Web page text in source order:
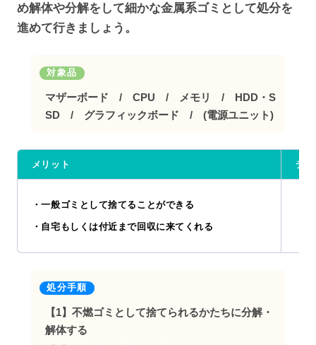
め解体や分解をして細かな金属系ゴミとして処分を
進めて行きましょう。
対象品
マザーボード / CPU / メモリ / HDD・S
SD / グラフィックボード / (電源ユニット)
メリット デ
・一般ゴミとして捨てることができる
・自宅もしくは付近まで回収に来てくれる
処分手順
【1】不燃ゴミとして捨てられるかたちに分解・
解体する